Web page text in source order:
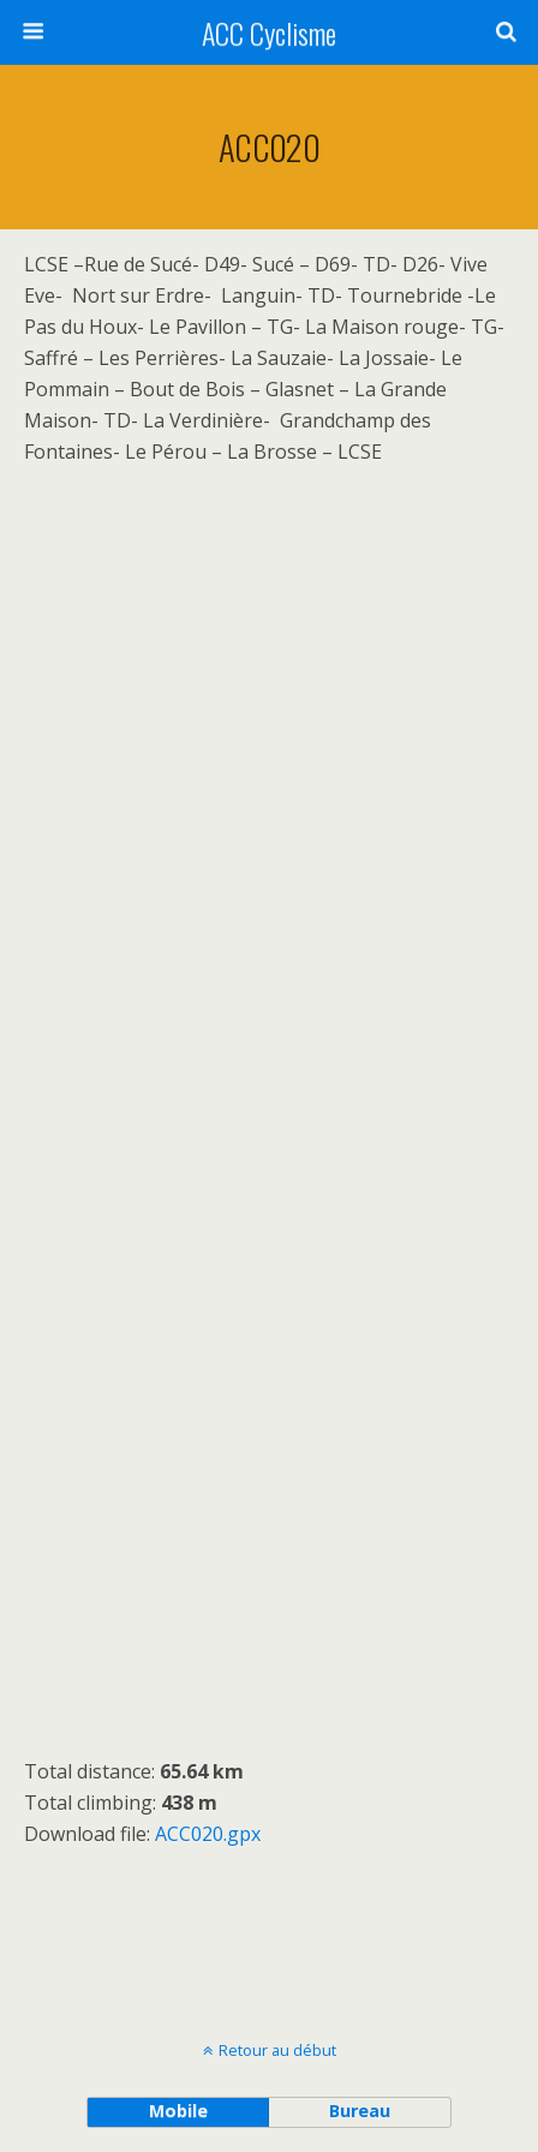
ACC Cyclisme
ACC020
LCSE –Rue de Sucé- D49- Sucé – D69- TD- D26- Vive
Eve- Nort sur Erdre- Languin- TD- Tournebride -Le
Pas du Houx- Le Pavillon – TG- La Maison rouge- TG-
Saffré – Les Perrières- La Sauzaie- La Jossaie- Le
Pommain – Bout de Bois – Glasnet – La Grande
Maison- TD- La Verdinière- Grandchamp des
Fontaines- Le Pérou – La Brosse – LCSE
Total distance: 65.64 km
Total climbing: 438 m
Download file: ACC020.gpx
Retour au début
Mobile Bureau